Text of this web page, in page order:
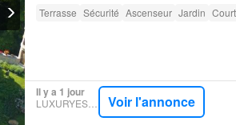
Terrasse Sécurité Ascenseur Jardin
Il y a 1 jour
LUXURYESTATE Voir l'annonce